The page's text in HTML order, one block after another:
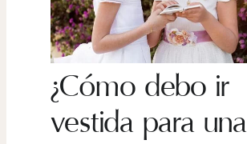
¿Cómo debo ir
vestida para una